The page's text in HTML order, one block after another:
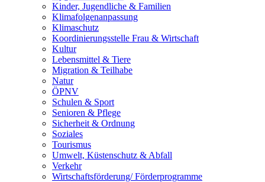
Kinder, Jugendliche & Familien
Klimafolgenanpassung
Klimaschutz
Koordinierungsstelle Frau & Wirtschaft
Kultur
Lebensmittel & Tiere
Migration & Teilhabe
Natur
ÖPNV
Schulen & Sport
Senioren & Pflege
Sicherheit & Ordnung
Soziales
Tourismus
Umwelt, Küstenschutz & Abfall
Verkehr
Wirtschaftsförderung/ Förderprogramme